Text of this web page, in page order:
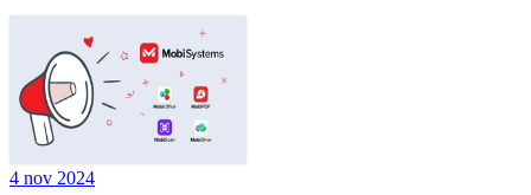
4 nov 2024